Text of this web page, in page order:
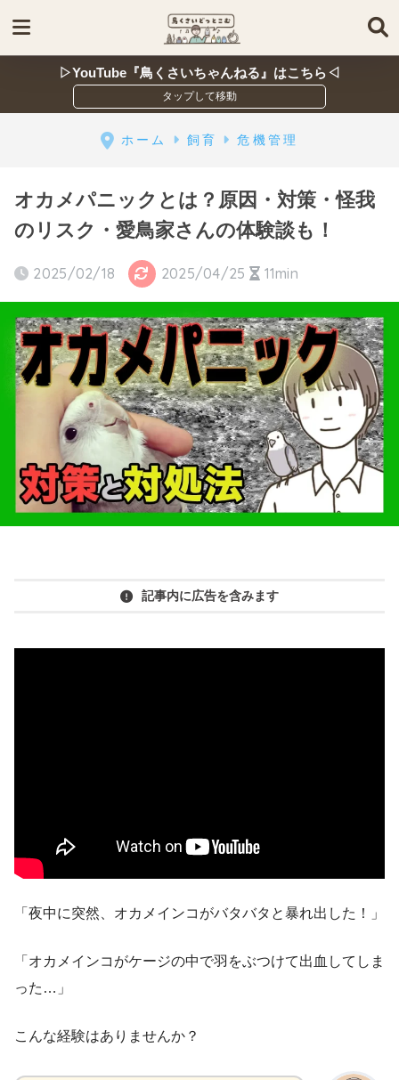
▷YouTube『鳥くさいちゃんねる』はこちら◁
ホーム 飼育 危機管理
オカメパニックとは？原因・対策・怪我
のリスク・愛鳥家さんの体験談も！
2025/02/18 2025/04/25 11min
記事内に広告を含みます
「夜中に突然、オカメインコがバタバタと暴れ出した！」
「オカメインコがケージの中で羽をぶつけて出血してしま
った…」
こんな経験はありませんか？